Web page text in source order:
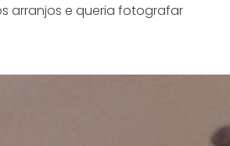
arranjos e queria fotografar